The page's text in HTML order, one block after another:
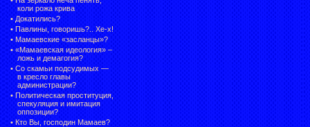
коли рожа крива
• Докатились?
• Павлины, говоришь?.. Хе-х!
• Мамаевские «засланцы»?
• «Мамаевская идеология» –
ложь и демагогия?
• Со скамьи подсудимых —
в кресло главы
администрации?
• Политическая проституция,
спекуляция и имитация
оппозиции?
• Кто Вы, господин Мамаев?